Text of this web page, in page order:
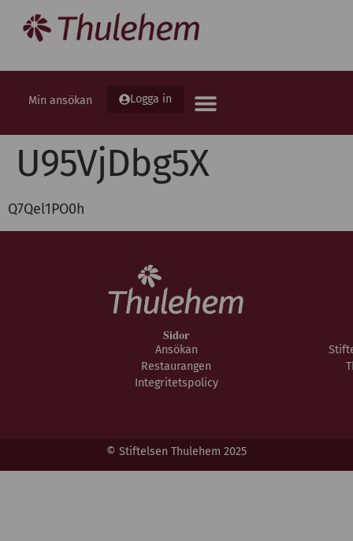
Min ansökan Logga in
U95VjDbg5X
Q7Qel1PO0h
Sidor
Ansökan
Restaurangen
Integritetspolicy
© Stiftelsen Thulehem 2025